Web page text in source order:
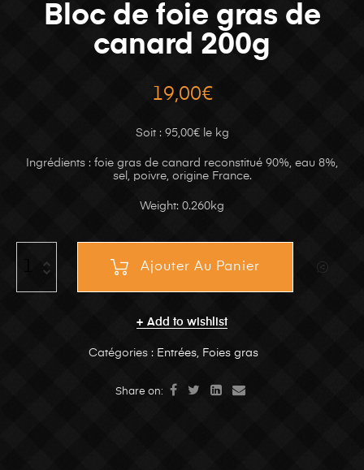
Bloc de foie gras de
canard 200g
19,00€
Soit : 95,00€ le kg
Ingrédients : foie gras de canard reconstitué 90%, eau 8%,
sel, poivre, origine France.
Weight: 0.260kg
Ajouter Au Panier
Add to wishlist
Catégories : Entrées Foies gras
Share on: